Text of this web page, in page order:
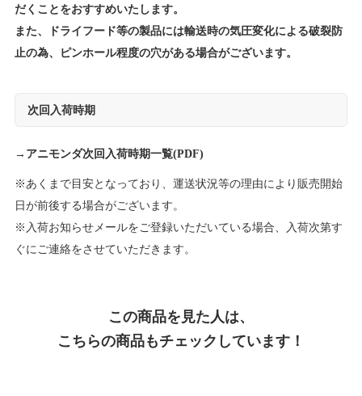
だくことをおすすめいたします。
また、ドライフード等の製品には輸送時の気圧変化による破裂防
止の為、ピンホール程度の穴がある場合がございます。
次回入荷時期
→ アニモンダ次回入荷時期一覧(PDF)
※あくまで目安となっており、運送状況等の理由により販売開始
日が前後する場合がございます。
※入荷お知らせメールをご登録いただいている場合、入荷次第す
ぐにご連絡をさせていただきます。
この商品を見た人は、
こちらの商品もチェックしています！